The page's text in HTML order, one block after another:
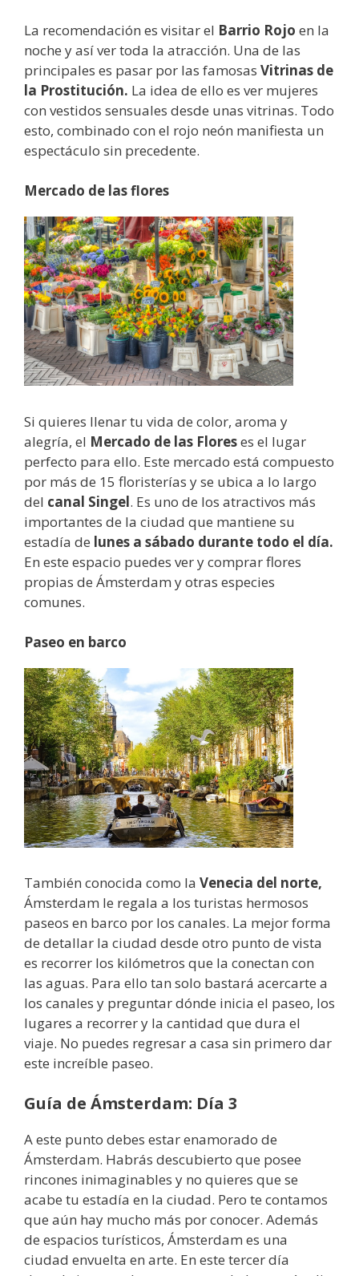
La recomendación es visitar el Barrio Rojo en la
noche y así ver toda la atracción. Una de las
principales es pasar por las famosas Vitrinas de
la Prostitución. La idea de ello es ver mujeres
con vestidos sensuales desde unas vitrinas. Todo
esto, combinado con el rojo neón manifiesta un
espectáculo sin precedente.
Mercado de las flores
Si quieres llenar tu vida de color, aroma y
alegría, el Mercado de las Floreses el lugar
perfecto para ello. Este mercado está compuesto
por más de 15 floristerías y se ubica a lo largo
del canal Singel. Es uno de los atractivos más
importantes de la ciudad que mantiene su
estadía de lunes a sábado durante todo el día.
En este espacio puedes ver y comprar flores
propias de Ámsterdam y otras especies
comunes.
Paseo en barco
También conocida como la Venecia del norte,
Ámsterdam le regala a los turistas hermosos
paseos en barco por los canales. La mejor forma
de detallar la ciudad desde otro punto de vista
es recorrer los kilómetros que la conectan con
las aguas. Para ello tan solo bastará acercarte a
los canales y preguntar dónde inicia el paseo, los
lugares a recorrer y la cantidad que dura el
viaje. No puedes regresar a casa sin primero dar
este increíble paseo.
Guía de Ámsterdam: Día 3
A este punto debes estar enamorado de
Ámsterdam. Habrás descubierto que posee
rincones inimaginables y no quieres que se
acabe tu estadía en la ciudad. Pero te contamos
que aún hay mucho más por conocer. Además
de espacios turísticos, Ámsterdam es una
ciudad envuelta en arte. En este tercer día